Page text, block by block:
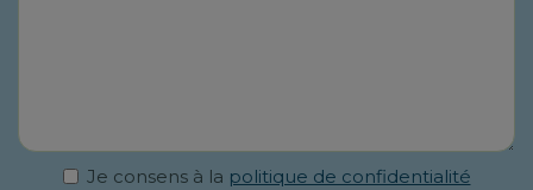
Je consens à la politique de confidentialité